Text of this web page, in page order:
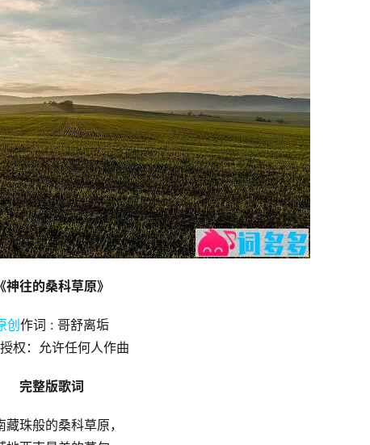
神往的桑科草原》
创 作词 : 哥舒离垢
权：允许任何人作曲
完整版歌词
藏珠般的桑科草原，